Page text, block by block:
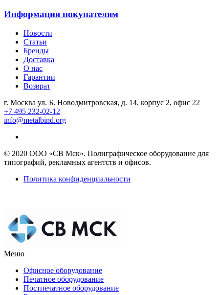
Информация покупателям
Новости
Статьи
Бренды
Доставка
О нас
Гарантии
Возврат
г. Москва ул. Б. Новодмитровская, д. 14, корпус 2, офис 22
+7 495 232-02-12
info@metalbind.org
© 2020 ООО «СВ Мск». Полиграфическое оборудование для
типографий, рекламных агентств и офисов.
Политика конфиденциальности
Меню
Офисное оборудование
Печатное оборудование
Постпечатное оборудование